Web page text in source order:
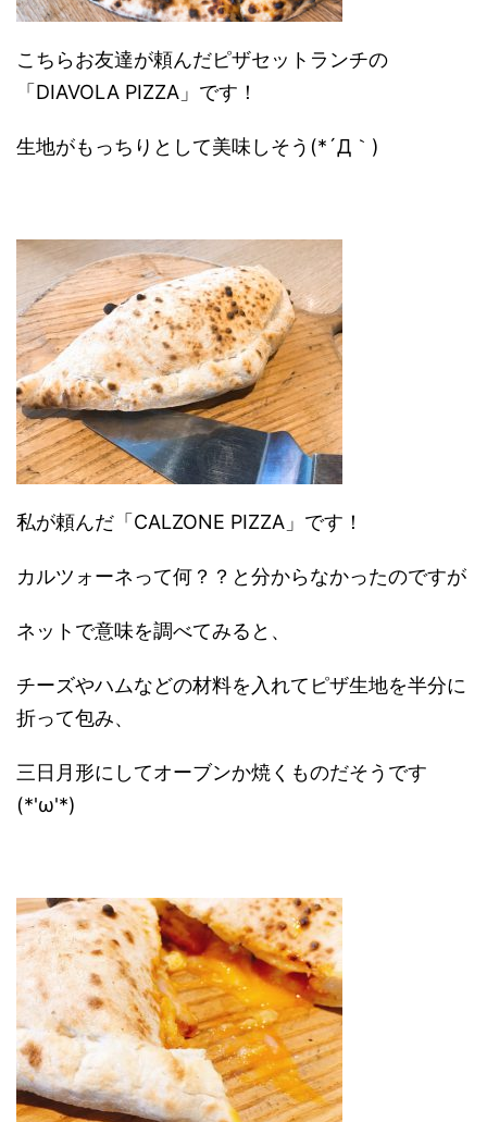
こちらお友達が頼んだピザセットランチの
「DIAVOLA PIZZA」です！
生地がもっちりとして美味しそう(*´Д｀)
私が頼んだ「CALZONE PIZZA」です！
カルツォーネって何？？と分からなかったのですが
ネットで意味を調べてみると、
チーズやハムなどの材料を入れてピザ生地を半分に
折って包み、
三日月形にしてオーブンか焼くものだそうです
(*'ω'*)